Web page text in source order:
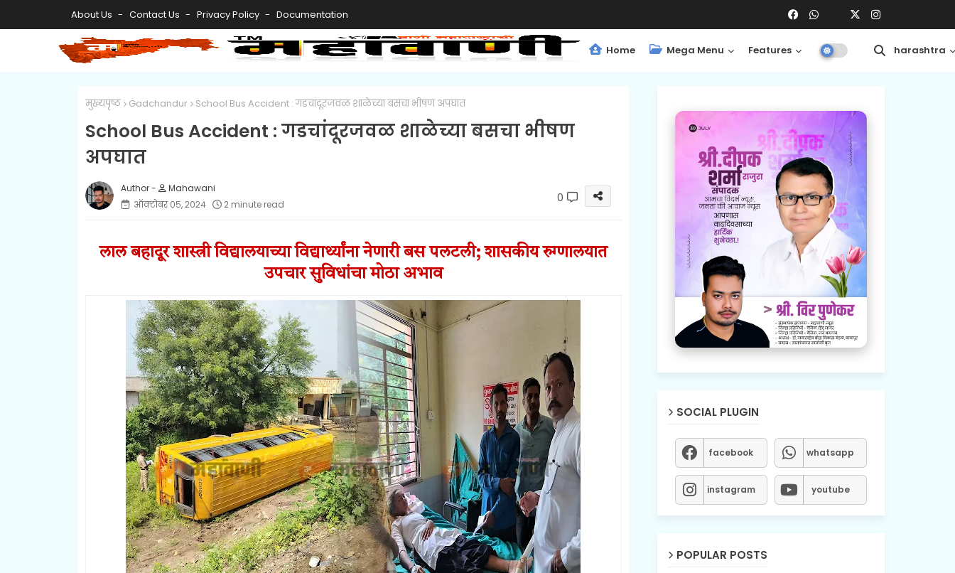
About Us Contact Us Privacy Policy Documentation
Home Mega Menu Features Central Maharashtra
मुख्यपृष्ठ Gadchandur School Bus Accident : गडचांदूरजवळ शाळेच्या बसचा भीषण अपघात
School Bus Accident : गडचांदूरजवळ शाळेच्या बसचा भीषण
अपघात
Mahawani
ऑक्टोबर ०५, २०२४
2 minute read 0
लाल बहादूर शास्त्री विद्यालयाच्या विद्यार्थ्यांना नेणारी बस पलटली; शासकीय रुग्णालयात
उपचार सुविधांचा मोठा अभाव
SOCIAL PLUGIN
facebook whatsapp
instagram youtube
POPULAR POSTS